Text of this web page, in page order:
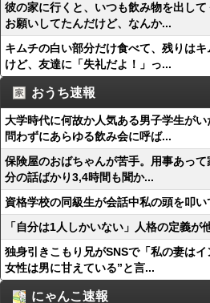
彼の家に行くと、いつも飲み物を出し
お願いしてたんだけど、なんか...
キムチの白い部分だけ食べて、残りは
けど、友達に「失礼だよ！」っ...
おうち速報
大学時代に何故か人気ある男子学生が
問わずにあらゆる飲み会に呼ば...
保険屋のおばちゃんが苦手。用事あっ
分の話ばかり3,4時間も聞か...
資格学校の同級生が会話中私の頭を叩
「自分は1人しかいない」人格の定義が
独身引きこもり兄がSNSで「私の妻は
女性は男に甘えている”と言...
にゃんこ速報